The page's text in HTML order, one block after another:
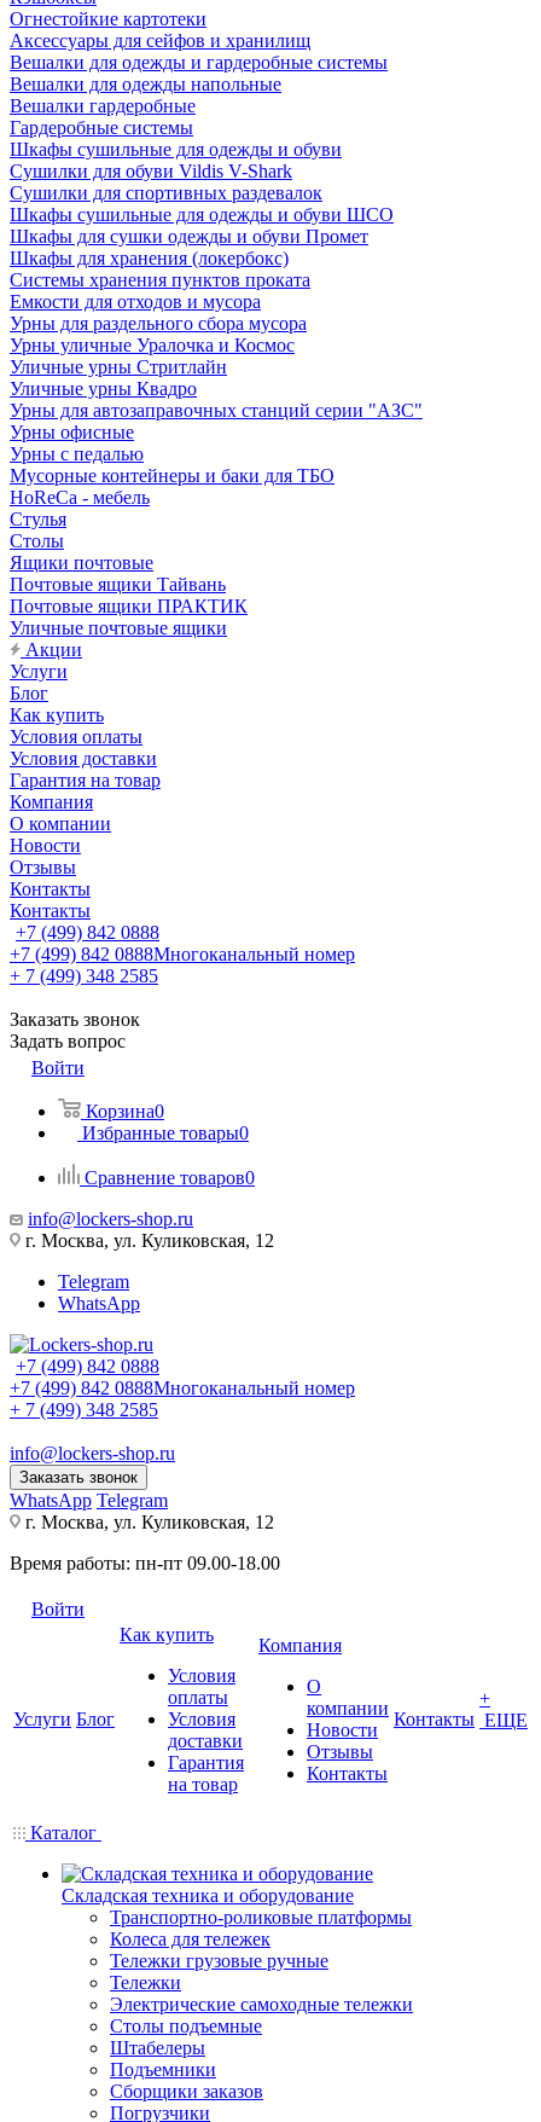
Огнестойкие картотеки
Аксессуары для сейфов и хранилищ
Вешалки для одежды и гардеробные системы
Вешалки для одежды напольные
Вешалки гардеробные
Гардеробные системы
Шкафы сушильные для одежды и обуви
Сушилки для обуви Vildis V-Shark
Сушилки для спортивных раздевалок
Шкафы сушильные для одежды и обуви ШСО
Шкафы для сушки одежды и обуви Промет
Шкафы для хранения (локербокс)
Системы хранения пунктов проката
Емкости для отходов и мусора
Урны для раздельного сбора мусора
Урны уличные Уралочка и Космос
Уличные урны Стритлайн
Уличные урны Квадро
Урны для автозаправочных станций серии "АЗС"
Урны офисные
Урны с педалью
Мусорные контейнеры и баки для ТБО
HoReCa - мебель
Стулья
Столы
Ящики почтовые
Почтовые ящики Тайвань
Почтовые ящики ПРАКТИК
Уличные почтовые ящики
Акции
Услуги
Блог
Как купить
Условия оплаты
Условия доставки
Гарантия на товар
Компания
О компании
Новости
Отзывы
Контакты
Контакты
+7 (499) 842 0888
+7 (499) 842 0888Многоканальный номер
+ 7 (499) 348 2585
Заказать звонок
Задать вопрос
Войти
Корзина0
Избранные товары0
Сравнение товаров0
info@lockers-shop.ru
г. Москва, ул. Куликовская, 12
Telegram
WhatsApp
+7 (499) 842 0888
+7 (499) 842 0888Многоканальный номер
+ 7 (499) 348 2585
info@lockers-shop.ru
Заказать звонок
WhatsApp Telegram
г. Москва, ул. Куликовская, 12
Время работы: пн-пт 09.00-18.00
Войти
Услуги Блог
Как купить
Условия
оплаты
Условия
доставки
Гарантия
на товар
Компания
О
компании
Новости
Отзывы
Контакты
Контакты
+
ЕЩЕ
Каталог
Складская техника и оборудование
Транспортно-роликовые платформы
Колеса для тележек
Тележки грузовые ручные
Тележки
Электрические самоходные тележки
Столы подъемные
Штабелеры
Подъемники
Сборщики заказов
Погрузчики